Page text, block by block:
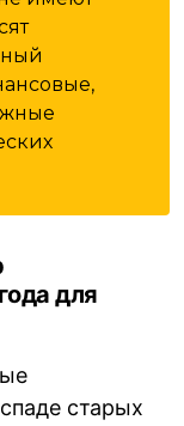
для
старых